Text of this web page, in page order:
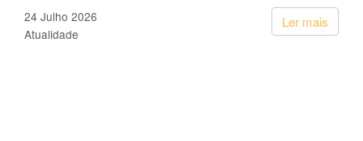
Ler mais
24 Julho 2026
Atualidade